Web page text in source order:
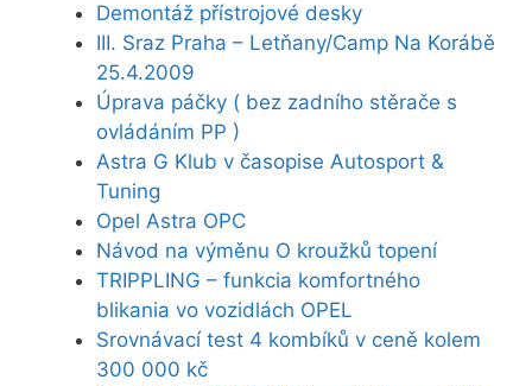
Demontáž přístrojové desky
III. Sraz Praha – Letňany/Camp Na Korábě
25.4.2009
Úprava páčky ( bez zadního stěrače s
ovládáním PP )
Astra G Klub v časopise Autosport &
Tuning
Opel Astra OPC
Návod na výměnu O kroužků topení
TRIPPLING – funkcia komfortného
blikania vo vozidlách OPEL
Srovnávací test 4 kombíků v ceně kolem
300 000 kč